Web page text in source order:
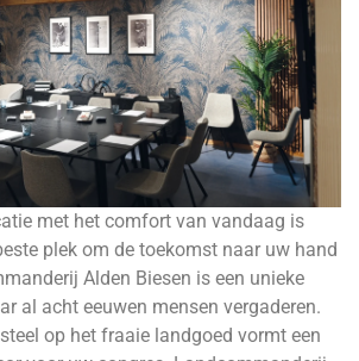
met het comfort van vandaag is
plek om de toekomst naar uw hand
Alden Biesen is een unieke
al acht eeuwen mensen vergaderen.
op het fraaie landgoed vormt een